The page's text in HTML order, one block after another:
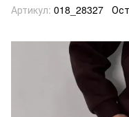
Артикул: 018_28327